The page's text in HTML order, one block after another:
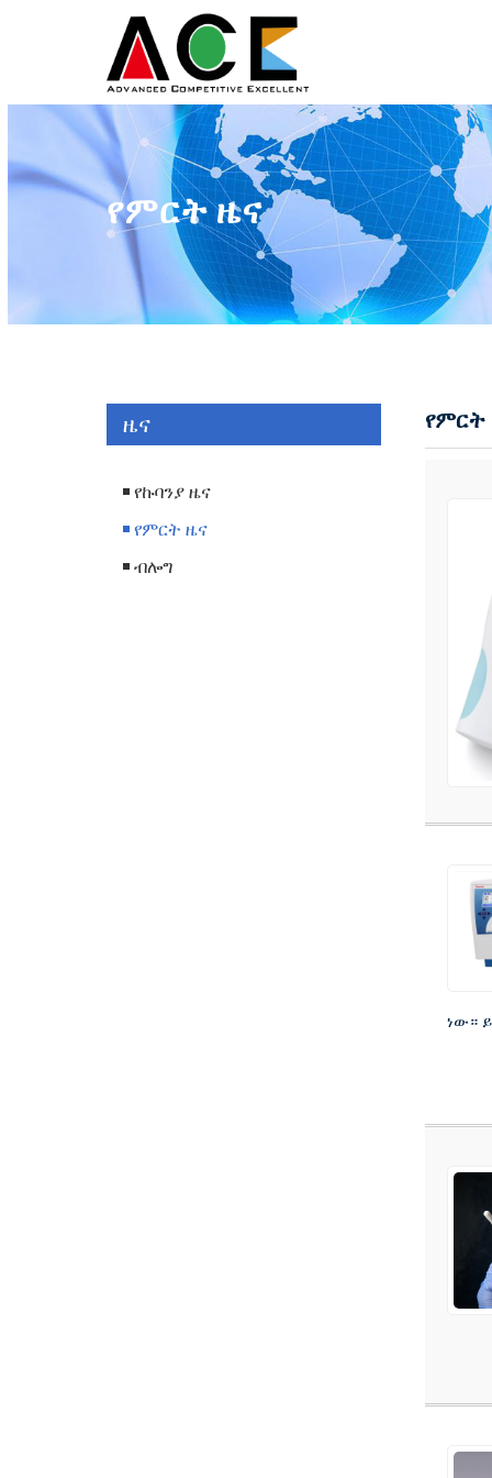
የምርት ዜና
ዜና
የኩባንያ ዜና
የምርት ዜና
ብሎግ
የምርት
ነው።